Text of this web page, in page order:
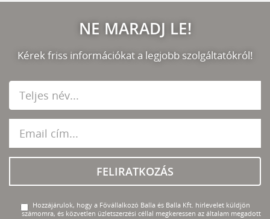
NE MARADJ LE!
Kérek friss információkat a legjobb szolgáltatókról!
FELIRATKOZÁS
Hozzájárulok, hogy a Fővállalkozó Balla és Balla Kft. hírlevelet küldjön
számomra, és közvetlen üzletszerzési céllal megkeressen az általam megadott